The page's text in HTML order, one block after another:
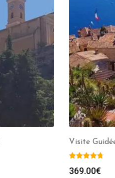
Visite
369.00€